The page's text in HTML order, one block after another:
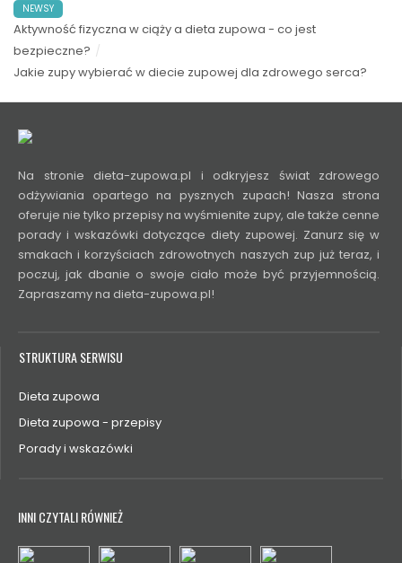
NEWSY
Aktywność fizyczna w ciąży a dieta zupowa - co jest
bezpieczne?
Jakie zupy wybierać w diecie zupowej dla zdrowego serca?
Na stronie dieta-zupowa.pl i odkryjesz świat zdrowego
odżywiania opartego na pysznych zupach! Nasza strona
oferuje nie tylko przepisy na wyśmienite zupy, ale także cenne
porady i wskazówki dotyczące diety zupowej. Zanurz się w
smakach i korzyściach zdrowotnych naszych zup już teraz, i
poczuj, jak dbanie o swoje ciało może być przyjemnością.
Zapraszamy na dieta-zupowa.pl!
STRUKTURA SERWISU
Dieta zupowa
Dieta zupowa - przepisy
Porady i wskazówki
INNI CZYTALI RÓWNIEŻ